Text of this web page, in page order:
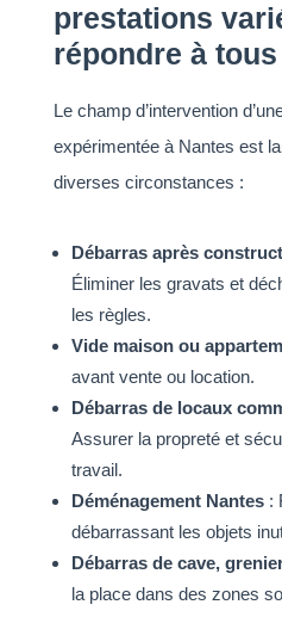
prestations
répondre à
Le champ d’intervention
expérimentée à Nantes est
diverses circonstances :
Débarras après
Éliminer les gravats et
les règles.
Vide maison ou
avant vente ou location.
Débarras de locaux
Assurer la propreté et
travail.
Déménagement Nantes:
débarrassant les objets
Débarras de cave,
la place dans des zones